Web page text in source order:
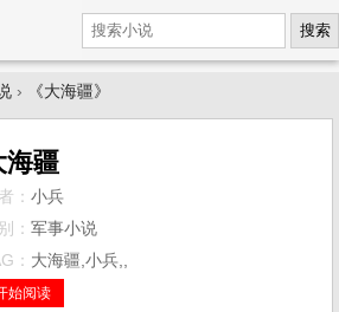
搜索
› 《大海疆》
海疆
： 小兵
： 军事小说
： 大海疆,小兵,,
始阅读